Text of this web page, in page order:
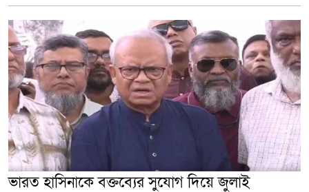
ভারত হাসিনাকে বক্তব্যের সুযোগ দিয়ে জুলাই